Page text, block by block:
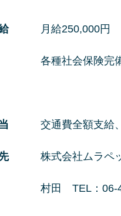
月給250,000
各種社会保険完備（
交通費全額支給
株式会社ムラペ
TEL：06-